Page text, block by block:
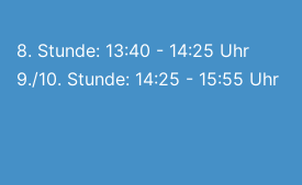
8. Stunde: 13:40 - 14:25 Uhr
9./10. Stunde: 14:25 - 15:55 Uhr